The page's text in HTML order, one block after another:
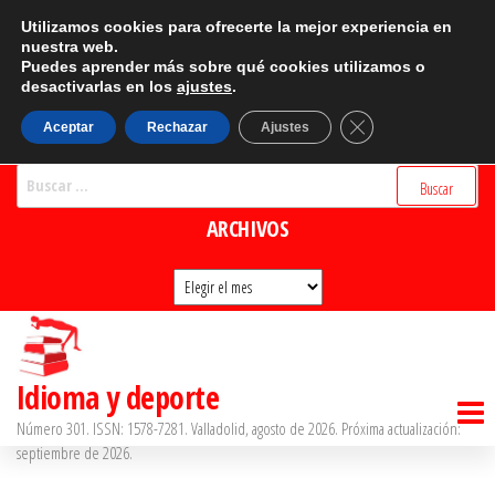
Saltar
contenido
CATEGORÍAS
Categorías
BUSCADOR
ARCHIVOS
Archivos
Idioma y deporte
Número 301. ISSN: 1578-7281. Valladolid, agosto de 2026. Próxima actualización:
septiembre de 2026.
Utilizamos cookies para ofrecerte la mejor experiencia en
nuestra web.
Puedes aprender más sobre qué cookies utilizamos o
desactivarlas en los ajustes.
Aceptar Rechazar Ajustes Cerrar el banner